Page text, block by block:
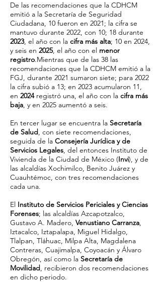
De las recomendaciones que la CDHCM
emitió a la Secretaría de Seguridad
Ciudadana, 10 fueron en 2021; la cifra se
mantuvo durante 2022, con 10; 18 durante
2023, el año con la cifra más alta; 10 en 2024,
y seis en 2025, el año con el menor
registro.Mientras que de las 38 las
recomendaciones que la CDHCM emitió a la
FGJ, durante 2021 sumaron siete; para 2022
la cifra subió a 13; en 2023 acumularon 11,
en 2024registró una, el año con la cifra más
baja, y en 2025 aumentó a seis.
En tercer lugar se encuentra la Secretaría
de Salud, con siete recomendaciones,
seguida de la Consejería Jurídica y de
Servicios Legales, del entonces Instituto de
Vivienda de la Ciudad de México (Invi), y de
las alcaldías Xochimilco, Benito Juárez y
Cuauhtémoc, con tres recomendaciones
cada una.
El Instituto de Servicios Periciales y Ciencias
Forenses; las alcaldías Azcapotzalco,
Gustavo A. Madero, Venustiano Carranza,
Iztacalco, Iztapalapa, Miguel Hidalgo,
Tlalpan, Tláhuac, Milpa Alta, Magdalena
Contreras, Cuajimalpa, Coyoacán y Álvaro
Obregón, así como la Secretaría de
Movilidad, recibieron dos recomendaciones
en dicho periodo.